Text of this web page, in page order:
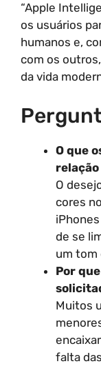
“Apple
os usuários
humanos e,
com os
da vida
O que
O
cores
de se
um tom
Por
Muitos
falta